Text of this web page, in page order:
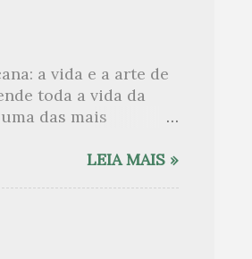
mais remotas
no 3º ano
lido este evangelho
beleza. Na primeira
a vida e a arte de
toda a vida da
das mais
1950 e 1960. Sylvia
Estados Unidos, foi
anos de 1950
LEIA MAIS »